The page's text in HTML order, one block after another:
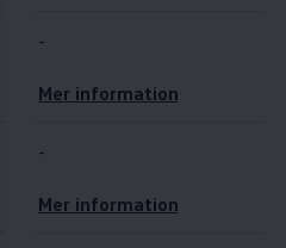
-
Mer information
-
Mer information